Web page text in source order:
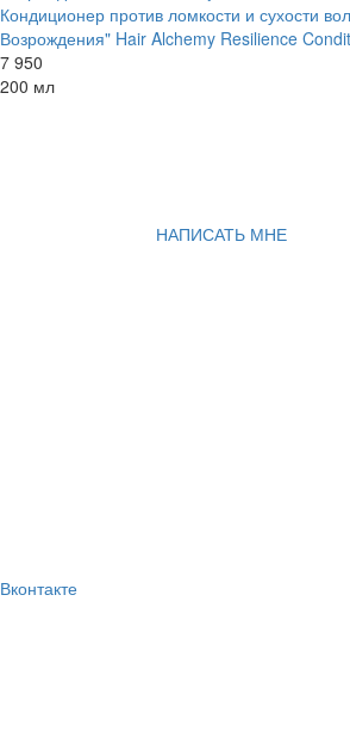
Кондиционер против ломкости и сухости
Возрождения" Hair Alchemy Resilience
7 950
200 мл
НАПИСАТЬ МНЕ
Вконтакте